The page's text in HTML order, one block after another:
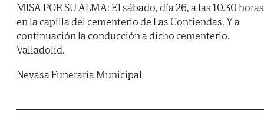
MISA POR SU ALMA: El sábado, día 26, a las 10.30
en la capilla del cementerio de Las Contiendas. Y a
continuación la conducción a dicho cementerio.
Valladolid.
Nevasa Funeraria Municipal